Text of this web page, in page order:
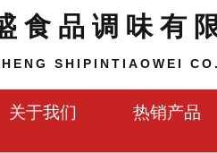
食品调味有
SHIPINTIAOWEI
关于我们 热销产品